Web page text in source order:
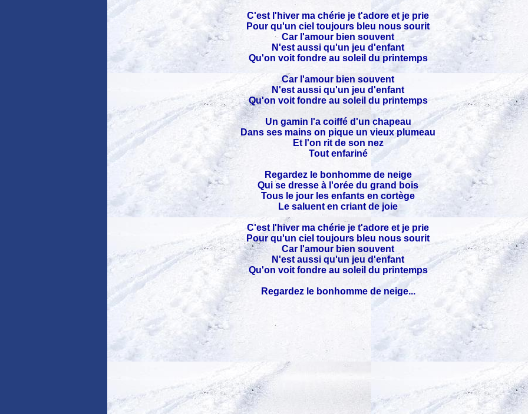
C'est l'hiver ma chérie je t'adore et je prie
Pour qu'un ciel toujours bleu nous sourit
Car l'amour bien souvent
N'est aussi qu'un jeu d'enfant
Qu'on voit fondre au soleil du printemps
Car l'amour bien souvent
N'est aussi qu'un jeu d'enfant
Qu'on voit fondre au soleil du printemps
Un gamin l'a coiffé d'un chapeau
Dans ses mains on pique un vieux plumeau
Et l'on rit de son nez
Tout enfariné
Regardez le bonhomme de neige
Qui se dresse à l'orée du grand bois
Tous le jour les enfants en cortège
Le saluent en criant de joie
C'est l'hiver ma chérie je t'adore et je prie
Pour qu'un ciel toujours bleu nous sourit
Car l'amour bien souvent
N'est aussi qu'un jeu d'enfant
Qu'on voit fondre au soleil du printemps
Regardez le bonhomme de neige...